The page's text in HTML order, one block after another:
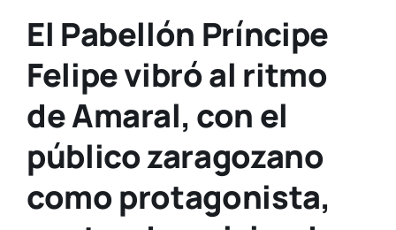
El Pabellón Príncipe
Felipe vibró al ritmo
de Amaral, con el
público zaragozano
como protagonista,